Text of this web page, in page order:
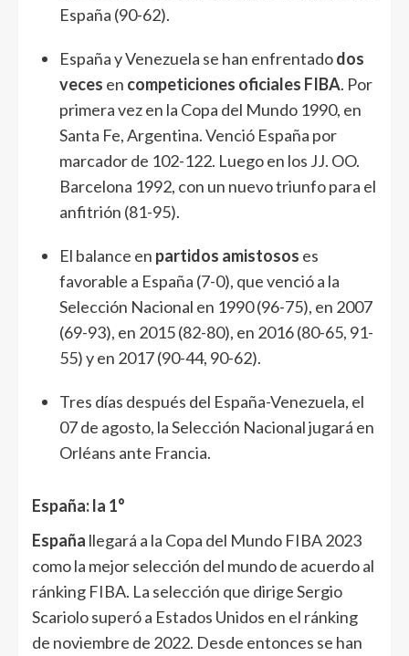
España (90-62).
España y Venezuela se han enfrentadodos
veces en competiciones oficiales FIBA. Por
primera vez en la Copa del Mundo 1990, en
Santa Fe, Argentina. Venció España por
marcador de 102-122. Luego en los JJ. OO.
Barcelona 1992, con un nuevo triunfo para el
anfitrión (81-95).
El balance en partidos amistosos es
favorable a España (7-0), que venció a la
Selección Nacional en 1990 (96-75), en 2007
(69-93), en 2015 (82-80), en 2016 (80-65, 91-
55) y en 2017 (90-44, 90-62).
Tres días después del España-Venezuela, el
07 de agosto, la Selección Nacional jugará en
Orléans ante Francia.
España: la 1°
España llegará a la Copa del Mundo FIBA 2023
como la mejor selección del mundo de acuerdo al
ránking FIBA. La selección que dirige Sergio
Scariolo superó a Estados Unidos en el ránking
de noviembre de 2022. Desde entonces se han